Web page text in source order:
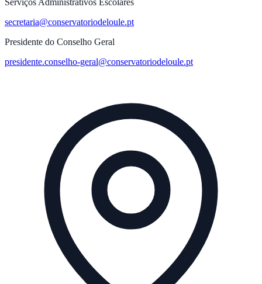
secretaria@conservatoriodeloule.pt
Presidente do Conselho Geral
presidente.conselho-geral@conservatoriodeloule.pt